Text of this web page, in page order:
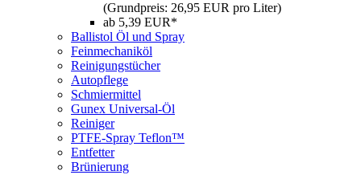
(Grundpreis: 26,95 EUR pro Liter)
ab 5,39 EUR*
Ballistol Öl und Spray
Feinmechaniköl
Reinigungstücher
Autopflege
Schmiermittel
Gunex Universal-Öl
Reiniger
PTFE-Spray Teflon™
Entfetter
Brünierung